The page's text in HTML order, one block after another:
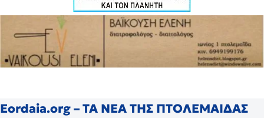
Eordaia.org – ΤΑ ΝΕΑ ΤΗΣ ΠΤΟΛΕΜΑΙΔΑΣ